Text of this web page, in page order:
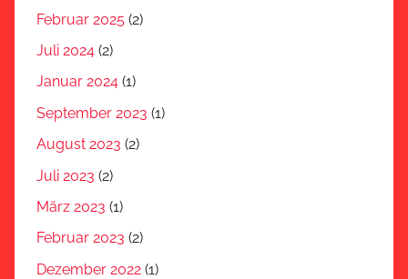
Februar 2025 (2)
Juli 2024 (2)
Januar 2024 (1)
September 2023 (1)
August 2023 (2)
Juli 2023 (2)
März 2023 (1)
Februar 2023 (2)
Dezember 2022 (1)